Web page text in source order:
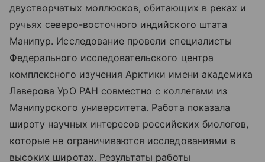
двустворчатых моллюсков, обитающих в реках и
ручьях северо-восточного индийского штата
Манипур. Исследование провели специалисты
Федерального исследовательского центра
комплексного изучения Арктики имени академика
Лаверова УрО РАН совместно с коллегами из
Манипурского университета. Работа показала
широту научных интересов российских биологов,
которые не ограничиваются исследованиями в
высоких широтах. Результаты работы